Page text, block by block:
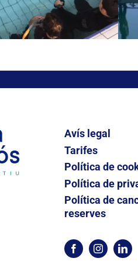
Avís legal
Tarifes
Política de
Política de
Política de
reserves